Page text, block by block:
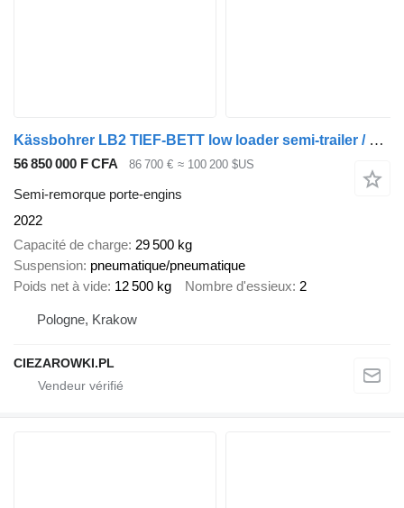
Kässbohrer LB2 TIEF-BETT low loader semi-trailer / 16.5 m / Extendable semi
56 850 000 F CFA 86 700 € ≈ 100 200 $US
Semi-remorque porte-engins
2022
Capacité de charge 29 500 kg
Suspension pneumatique/pneumatique
Poids net à vide 12 500 kg Nombre d'essieux 2
Pologne, Krakow
CIEZAROWKI.PL